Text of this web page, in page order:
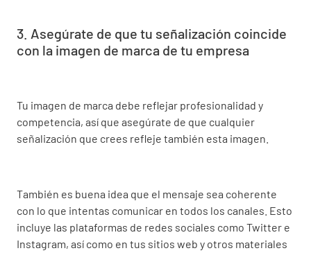
3. Asegúrate de que tu señalización coincide
con la imagen de marca de tu empresa
Tu imagen de marca debe reflejar profesionalidad y
competencia, así que asegúrate de que cualquier
señalización que crees refleje también esta imagen.
También es buena idea que el mensaje sea coherente
con lo que intentas comunicar en todos los canales. Esto
incluye las plataformas de redes sociales como Twitter e
Instagram, así como en tus sitios web y otros materiales